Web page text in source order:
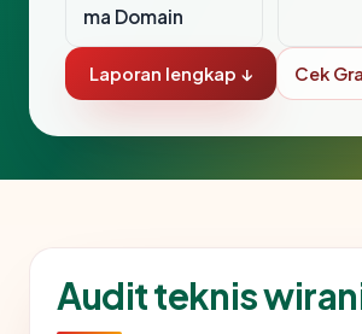
ma Domain
Laporan lengkap ↓ Cek
Audit teknis